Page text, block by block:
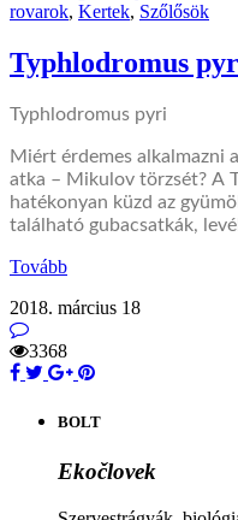
rovarok, Kertek, Szőlősök
Typhlodromus
Typhlodromus pyri
Miért érdemes alkalmazni
atka – Mikulov törzsét? A
hatékonyan küzd az
található gubacsatkák,
Tovább
2018. március 18
3368
BOLT
Ekočlovek